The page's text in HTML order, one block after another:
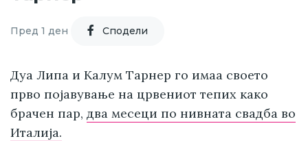
Пред 1 ден Cподели
Дуа Липа и Калум Тарнер го имаа своето
прво појавување на црвениот тепих како
брачен пар, два месеци по нивната свадба во
Италија.